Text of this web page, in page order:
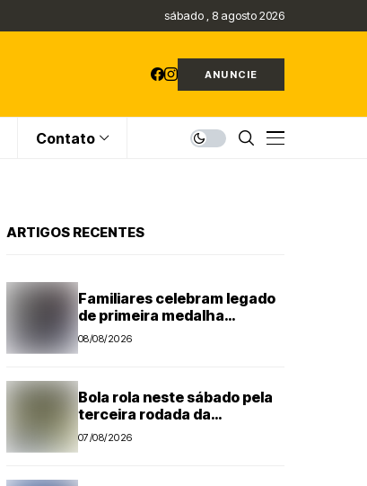
sábado , 8 agosto 2026
ANUNCIE
Contato
ARTIGOS RECENTES
Familiares celebram legado
de primeira medalha
paralímpica do Brasil
08/08/2026
Bola rola neste sábado pela
terceira rodada da
Segundona do Campeonato
07/08/2026